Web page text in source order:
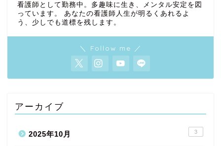
看護師として勤務中。多趣味に生き、メンタル安定を図
っています。 あなたの看護師人生が明るくあれるよ
う、少しでも道標を残します。
＼ Follow me ／
アーカイブ
2025年10月 3